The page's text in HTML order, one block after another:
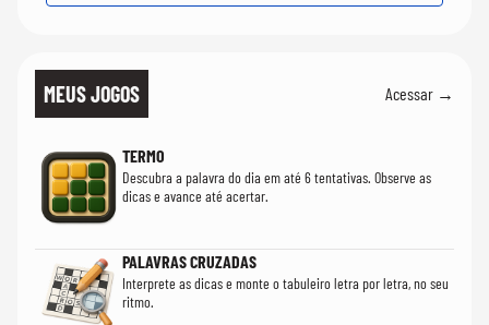
MEUS JOGOS Acessar →
TERMO
Descubra a palavra do dia em até 6 tentativas. Observe as
dicas e avance até acertar.
PALAVRAS CRUZADAS
Interprete as dicas e monte o tabuleiro letra por letra, no seu
ritmo.